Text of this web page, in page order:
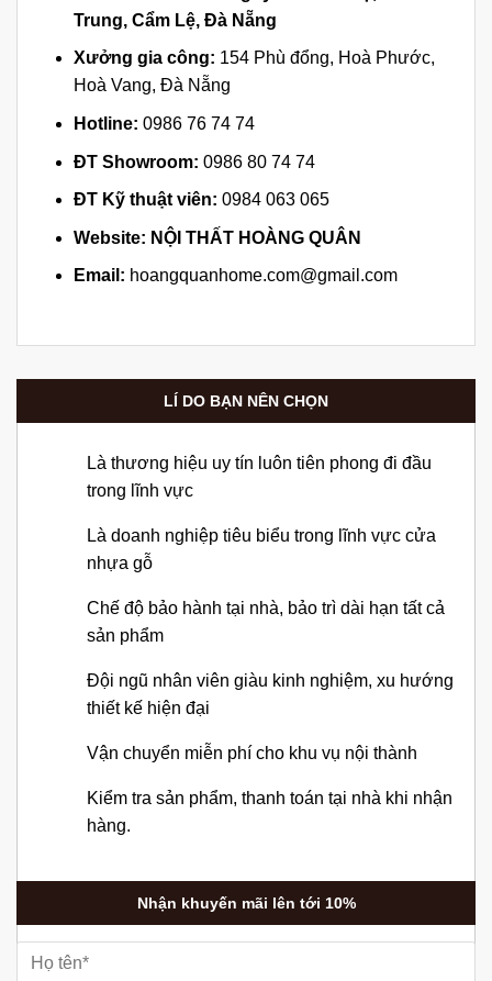
Trung, Cẩm Lệ, Đà Nẵng
Xưởng gia công: 154 Phù đổng, Hoà Phước,
Hoà Vang, Đà Nẵng
Hotline: 0986 76 74 74
ĐT Showroom: 0986 80 74 74
ĐT Kỹ thuật viên: 0984 063 065
Website: NỘI THẤT HOÀNG QUÂN
Email: hoangquanhome.com@gmail.com
LÍ DO BẠN NÊN CHỌN
Là thương hiệu uy tín luôn tiên phong đi đầu
trong lĩnh vực
Là doanh nghiệp tiêu biểu trong lĩnh vực cửa
nhựa gỗ
Chế độ bảo hành tại nhà, bảo trì dài hạn tất cả
sản phẩm
Đội ngũ nhân viên giàu kinh nghiệm, xu hướng
thiết kế hiện đại
Vận chuyển miễn phí cho khu vụ nội thành
Kiểm tra sản phẩm, thanh toán tại nhà khi nhận
hàng.
Nhận khuyến mãi lên tới 10%